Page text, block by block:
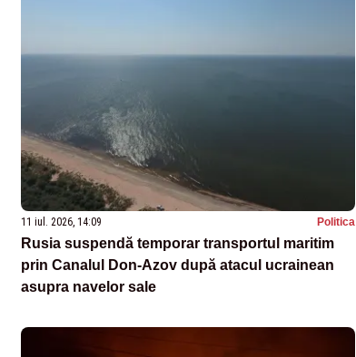
11 iul. 2026, 14:09 Politica
Rusia suspendă temporar transportul maritim
prin Canalul Don-Azov după atacul ucrainean
asupra navelor sale